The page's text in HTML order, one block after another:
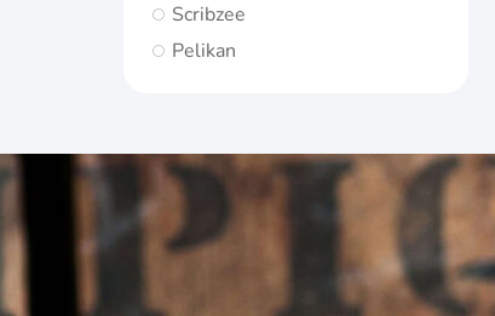
Scribzee
Pelikan